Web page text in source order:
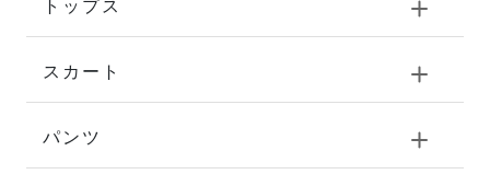
トップス
スカート
パンツ